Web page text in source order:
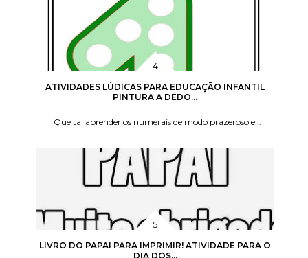
ATIVIDADES LÚDICAS PARA EDUCAÇÃO INFANTIL
PINTURA A DEDO...
Que tal aprender os numerais de modo prazeroso e...
LIVRO DO PAPAI PARA IMPRIMIR! ATIVIDADE PARA O
DIA DOS...